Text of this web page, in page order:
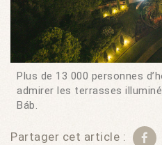
Plus de 13 000 personnes
admirer les terrasses
Báb.
Partager cet article :